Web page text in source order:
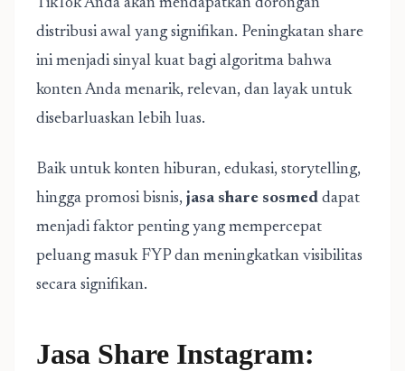
TikTok Anda akan mendapatkan dorongan
distribusi awal yang signifikan. Peningkatan share
ini menjadi sinyal kuat bagi algoritma bahwa
konten Anda menarik, relevan, dan layak untuk
disebarluaskan lebih luas.
Baik untuk konten hiburan, edukasi, storytelling,
hingga promosi bisnis, jasa share sosmed dapat
menjadi faktor penting yang mempercepat
peluang masuk FYP dan meningkatkan visibilitas
secara signifikan.
Jasa Share Instagram: